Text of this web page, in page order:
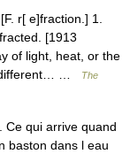
r[ e]fraction.] 1.
[1913
of light, heat, or the
different… …
The
qui arrive quand
baston dans l eau